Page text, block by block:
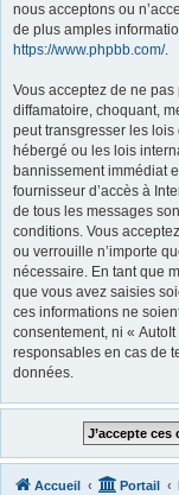
nous acceptons ou
de plus amples
https://www.phpbb.com/.
Vous acceptez de ne
diffamatoire, choquant,
peut transgresser les lois
hébergé ou les lois
bannissement immédiat
fournisseur d’accès à
de tous les messages
conditions. Vous
ou verrouille n’importe
nécessaire. En tant que
que vous avez saisies
ces informations ne
consentement, ni «
responsables en cas de
données.
Accueil Portail